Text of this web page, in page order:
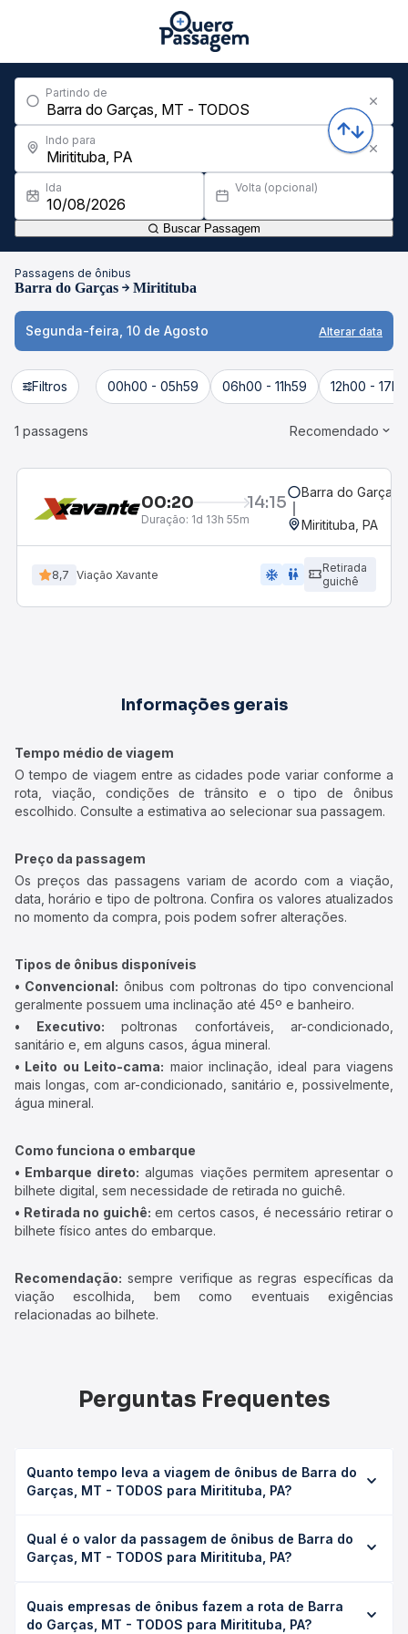
Partindo de
Indo para
Ida Volta (opcional)
Buscar Passagem
Passagens de ônibus
Barra do Garças Miritituba
Segunda-feira, 10 de Agosto Alterar data
Filtros 00h00 - 05h59 06h00 - 11h59 12h00 -
1 passagens Recomendado
00:20 14:15
Duração: 1d 13h 55m
Barra do
Miritituba, PA
8,7 Viação Xavante ac_unit wc
Retirada
guichê
Informações gerais
Tempo médio de viagem
O tempo de viagem entre as cidades pode variar conforme a
rota, viação, condições de trânsito e o tipo de ônibus
escolhido. Consulte a estimativa ao selecionar sua passagem.
Preço da passagem
Os preços das passagens variam de acordo com a viação,
data, horário e tipo de poltrona. Confira os valores atualizados
no momento da compra, pois podem sofrer alterações.
Tipos de ônibus disponíveis
• Convencional: ônibus com poltronas do tipo convencional
geralmente possuem uma inclinação até 45º e banheiro.
• Executivo: poltronas confortáveis, ar-condicionado,
sanitário e, em alguns casos, água mineral.
• Leito ou Leito-cama: maior inclinação, ideal para viagens
mais longas, com ar-condicionado, sanitário e, possivelmente,
água mineral.
Como funciona o embarque
• Embarque direto: algumas viações permitem apresentar o
bilhete digital, sem necessidade de retirada no guichê.
• Retirada no guichê: em certos casos, é necessário retirar o
bilhete físico antes do embarque.
Recomendação: sempre verifique as regras específicas da
viação escolhida, bem como eventuais exigências
relacionadas ao bilhete.
Perguntas Frequentes
Quanto tempo leva a viagem de ônibus de Barra do
Garças, MT - TODOS para Miritituba, PA?
para Miritituba, PA leva em média 37h 55min, podendo
variar conforme a viação, o tipo de serviço (convencional,
duração exata de cada opção na data desejada.
Qual é o valor da passagem de ônibus de Barra do
Garças, MT - TODOS para Miritituba, PA?
- TODOS para Miritituba, PA custa em média R$ 756,01 e
varia conforme a data da viagem, a empresa, o tipo de
Quais empresas de ônibus fazem a rota de Barra
do Garças, MT - TODOS para Miritituba, PA?